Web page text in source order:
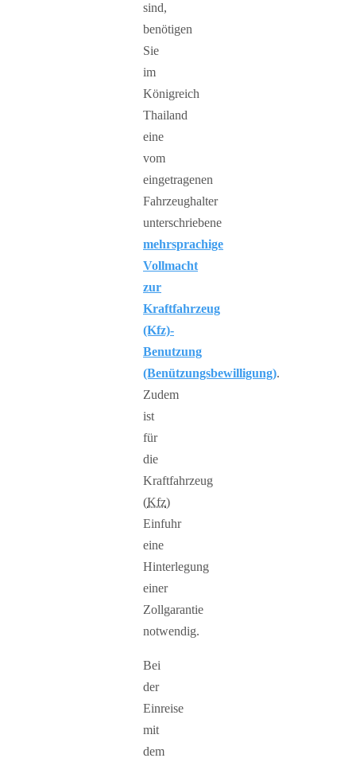
sind,
benötigen
Sie
im
Königreich
Thailand
eine
vom
eingetragenen
Fahrzeughalter
unterschriebene
mehrsprachige
Vollmacht
zur
Kraftfahrzeug
(Kfz)-
Benutzung
(Benützungsbewilligung).
Zudem
ist
für
die
Kraftfahrzeug
(Kfz)
Einfuhr
eine
Hinterlegung
einer
Zollgarantie
notwendig.
Bei
der
Einreise
mit
dem